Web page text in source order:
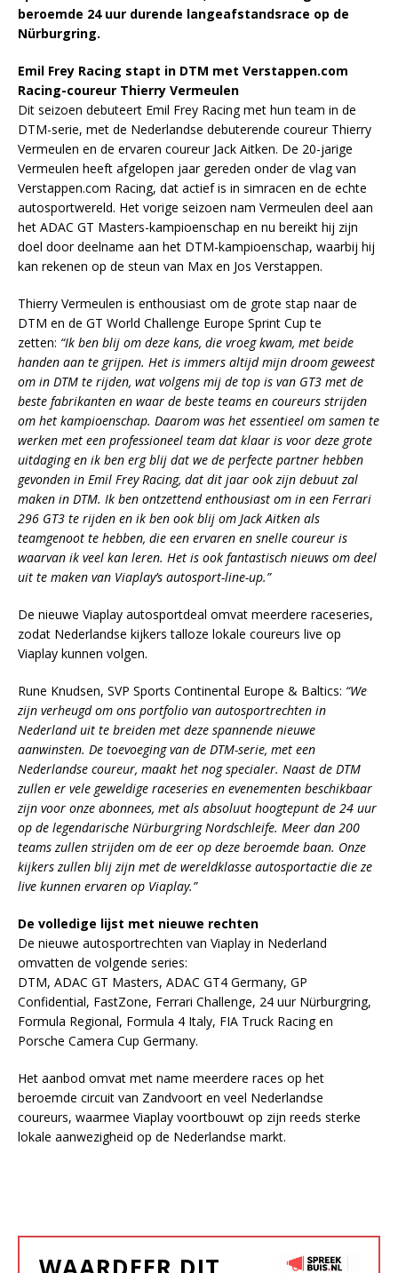
beroemde 24 uur durende langeafstandsrace op de
Nürburgring.
Emil Frey Racing stapt in DTM met Verstappen.com
Racing-coureur Thierry Vermeulen
Dit seizoen debuteert Emil Frey Racing met hun team in de
DTM-serie, met de Nederlandse debuterende coureur Thierry
Vermeulen en de ervaren coureur Jack Aitken. De 20-jarige
Vermeulen heeft afgelopen jaar gereden onder de vlag van
Verstappen.com Racing, dat actief is in simracen en de echte
autosportwereld. Het vorige seizoen nam Vermeulen deel aan
het ADAC GT Masters-kampioenschap en nu bereikt hij zijn
doel door deelname aan het DTM-kampioenschap, waarbij hij
kan rekenen op de steun van Max en Jos Verstappen.
Thierry Vermeulen is enthousiast om de grote stap naar de
DTM en de GT World Challenge Europe Sprint Cup te
zetten: “Ik ben blij om deze kans, die vroeg kwam, met beide
handen aan te grijpen. Het is immers altijd mijn droom geweest
om in DTM te rijden, wat volgens mij de top is van GT3 met de
beste fabrikanten en waar de beste teams en coureurs strijden
om het kampioenschap. Daarom was het essentieel om samen te
werken met een professioneel team dat klaar is voor deze grote
uitdaging en ik ben erg blij dat we de perfecte partner hebben
gevonden in Emil Frey Racing, dat dit jaar ook zijn debuut zal
maken in DTM. Ik ben ontzettend enthousiast om in een Ferrari
296 GT3 te rijden en ik ben ook blij om Jack Aitken als
teamgenoot te hebben, die een ervaren en snelle coureur is
waarvan ik veel kan leren. Het is ook fantastisch nieuws om deel
uit te maken van Viaplay’s autosport-line-up.”
De nieuwe Viaplay autosportdeal omvat meerdere raceseries,
zodat Nederlandse kijkers talloze lokale coureurs live op
Viaplay kunnen volgen.
Rune Knudsen, SVP Sports Continental Europe & Baltics: “We
zijn verheugd om ons portfolio van autosportrechten in
Nederland uit te breiden met deze spannende nieuwe
aanwinsten. De toevoeging van de DTM-serie, met een
Nederlandse coureur, maakt het nog specialer. Naast de DTM
zullen er vele geweldige raceseries en evenementen beschikbaar
zijn voor onze abonnees, met als absoluut hoogtepunt de 24 uur
op de legendarische Nürburgring Nordschleife. Meer dan 200
teams zullen strijden om de eer op deze beroemde baan. Onze
kijkers zullen blij zijn met de wereldklasse autosportactie die ze
live kunnen ervaren op Viaplay.”
De volledige lijst met nieuwe rechten
De nieuwe autosportrechten van Viaplay in Nederland
omvatten de volgende series:
DTM, ADAC GT Masters, ADAC GT4 Germany, GP
Confidential, FastZone, Ferrari Challenge, 24 uur Nürburgring,
Formula Regional, Formula 4 Italy, FIA Truck Racing en
Porsche Camera Cup Germany.
Het aanbod omvat met name meerdere races op het
beroemde circuit van Zandvoort en veel Nederlandse
coureurs, waarmee Viaplay voortbouwt op zijn reeds sterke
lokale aanwezigheid op de Nederlandse markt.